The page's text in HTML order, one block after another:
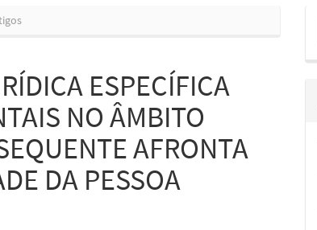
ESPECÍFICA
NO ÂMBITO
AFRONTA
DA PESSOA